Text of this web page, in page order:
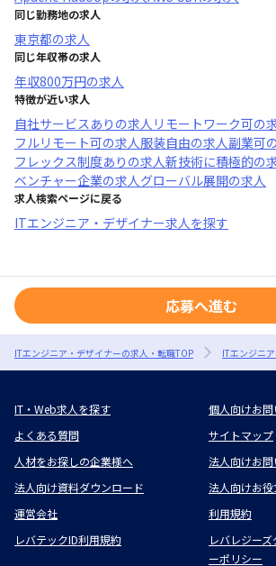
同じ勤務地の求人
東京都の求人
同じ年収帯の求人
年収800万円の求人
特徴が近い求人
自社サービスあり の求人 リモートワーク可の
フルリモート可の求人服装自由の求人副業可
フレックス制度あり の求人新技術に積極的の
ベンチャー企業の求人グローバル展開の求人
求人検索ページに戻る
ITエンジニア・デザイナー求人を探す
応募へ進む
ITエンジニア・デザイナーの求人・転職TOP ITエンジニ
IT・Web求人を探す
個人向けお
よくある質問
サイトマップ
人材をお探しの企業様へ
法人向けお
法人向け資料ダウンロード
法人向けお
運営会社
利用規約
レバテックID利用規約
レバレジー
ーポリシー